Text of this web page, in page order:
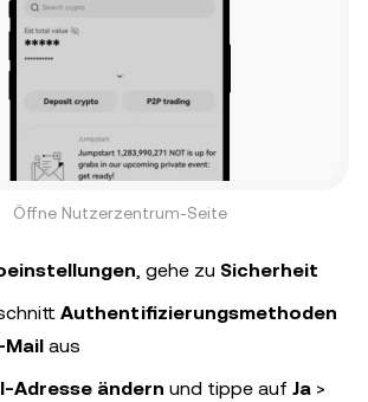
Öffne Nutzerzentrum-Seite
, gehe zu Sicherheit
Authentifizierungsmethoden
Mail aus
Adresse ändern und tippe auf Ja >